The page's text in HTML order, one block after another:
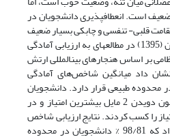
است. انعطاف­پذیری دانشجویان در
قلبی- تنفسی و چابکی بسیار ضعیف
بود. همچنین برارپور و همکاران (1395) در مطالعه­ای به ارزیابی آمادگی
بر اساس هنجارهای بین­المللی ارتش
داد میانگین شاخص‌های آمادگی
محدوده طبیعی قرار دارد. دانشجویان
در آزمون شنای سوئدی و آزمون دویدن 2 مایل بیشترین امتیاز و در
را کسب کردند. نتایج ارزیابی شاخص
توده بدن دانشجویان نشان داد که 98/81 % دانشجویان در محدوده